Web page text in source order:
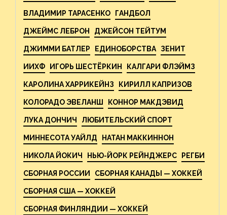
ВЛАДИМИР ТАРАСЕНКО ГАНДБОЛ
ДЖЕЙМС ЛЕБРОН ДЖЕЙСОН ТЕЙТУМ
ДЖИММИ БАТЛЕР ЕДИНОБОРСТВА ЗЕНИТ
ИИХФ ИГОРЬ ШЕСТЁРКИН КАЛГАРИ ФЛЭЙМЗ
КАРОЛИНА ХАРРИКЕЙНЗ КИРИЛЛ КАПРИЗОВ
КОЛОРАДО ЭВЕЛАНШ КОННОР МАКДЭВИД
ЛУКА ДОНЧИЧ ЛЮБИТЕЛЬСКИЙ СПОРТ
МИННЕСОТА УАЙЛД НАТАН МАККИННОН
НИКОЛА ЙОКИЧ НЬЮ-ЙОРК РЕЙНДЖЕРС РЕГБИ
СБОРНАЯ РОССИИ СБОРНАЯ КАНАДЫ — ХОККЕЙ
СБОРНАЯ США — ХОККЕЙ
СБОРНАЯ ФИНЛЯНДИИ — ХОККЕЙ